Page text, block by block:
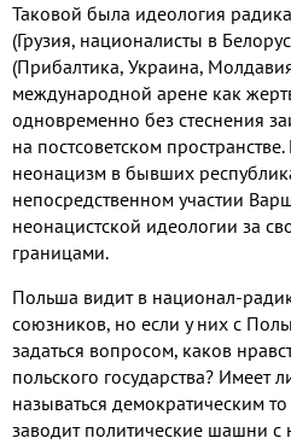
Таковой была идеология
(Грузия, националисты в
(Прибалтика, Украина,
международной арене как
одновременно без стеснения
на постсоветском
неонацизм в бывших
непосредственном участии
неонацистской идеологии за
границами.
Польша видит в национал-
союзников, но если у них с
задаться вопросом, каков
польского государства? Имеет
называться демократическим
заводит политические шашни с